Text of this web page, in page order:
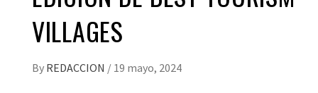
VILLAGES
By REDACCION / 19 mayo, 2024